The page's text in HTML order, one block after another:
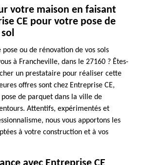
votre maison en faisant
CE pour votre pose de
pose ou de rénovation de vos sols
à Francheville, dans le 27160 ? Êtes-
un prestataire pour réaliser cette
offres sont chez Entreprise CE,
de parquet dans la ville de
Attentifs, expérimentés et
nous vous apportons les
à votre construction et à vos